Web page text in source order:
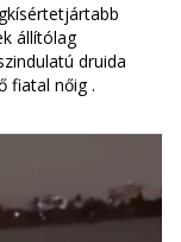
állítólag
druida
fiatal nőig .